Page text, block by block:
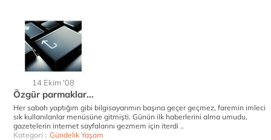
14 Ekim '08
Özgür parmaklar...
Her sabah yaptığım gibi bilgisayarımın başına geçer geçmez, faremin imleci
sık kullanılanlar menüsüne gitmişti. Günün ilk haberlerini alma umudu,
gazetelerin internet sayfalarını gezmem için iterdi ..
Kategori : Gündelik Yaşam